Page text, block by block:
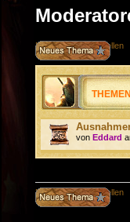
Neues Thema erstellen
THEMEN
von Eddard
Neues Thema erstellen